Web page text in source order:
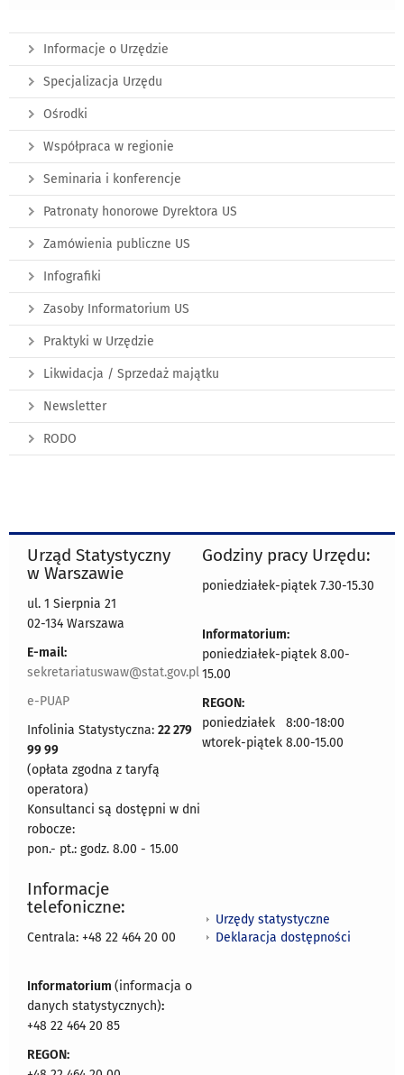
Informacje o Urzędzie
Specjalizacja Urzędu
Ośrodki
Współpraca w regionie
Seminaria i konferencje
Patronaty honorowe Dyrektora US
Zamówienia publiczne US
Infografiki
Zasoby Informatorium US
Praktyki w Urzędzie
Likwidacja / Sprzedaż majątku
Newsletter
RODO
Urząd Statystyczny
w Warszawie
ul. 1 Sierpnia 21
02-134 Warszawa
E-mail:
sekretariatuswaw@stat.gov.pl
e-PUAP
Infolinia Statystyczna: 22 279
99 99
(opłata zgodna z taryfą
operatora)
Konsultanci są dostępni w dni
robocze:
pon.- pt.: godz. 8.00 - 15.00
Godziny pracy Urzędu:
poniedziałek-piątek 7.30-15.30
Informatorium:
poniedziałek-piątek 8.00-
15.00
REGON:
poniedziałek 8:00-18:00
wtorek-piątek 8.00-15.00
Informacje
telefoniczne:
Centrala: +48 22 464 20 00
Informatorium (informacja o
danych statystycznych):
+48 22 464 20 85
REGON:
Urzędy statystyczne
Deklaracja dostępności